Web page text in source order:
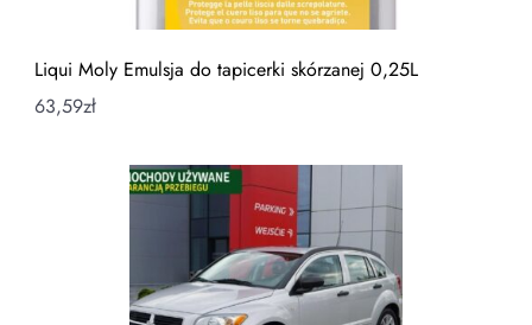
Liqui Moly Emulsja do tapicerki skórzanej 0,25L
63,59zł